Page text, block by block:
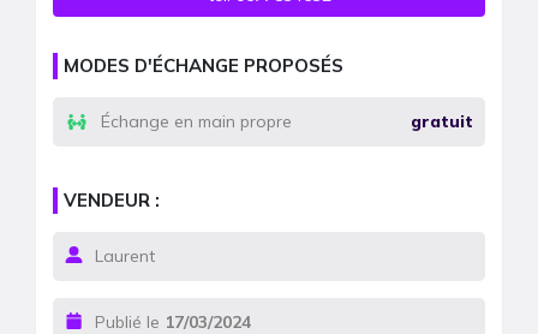
MODES D'ÉCHANGE PROPOSÉS
Échange en main propre gratuit
VENDEUR :
Laurent
Publié le 17/03/2024